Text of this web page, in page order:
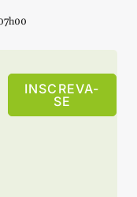
INSCREVA-
SE